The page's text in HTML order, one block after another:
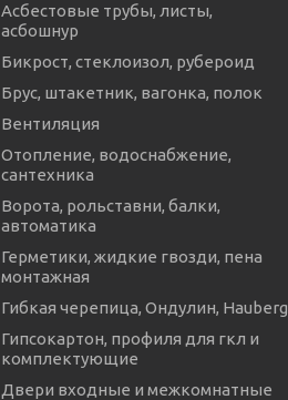
Асбестовые трубы, листы,
асбошнур
Бикрост, стеклоизол, рубероид
Брус, штакетник, вагонка, полок
Вентиляция
Отопление, водоснабжение,
сантехника
Ворота, рольставни, балки,
автоматика
Герметики, жидкие гвозди, пена
монтажная
Гибкая черепица, Ондулин, Hauberg
Гипсокартон, профиля для гкл и
комплектующие
Двери входные и межкомнатные